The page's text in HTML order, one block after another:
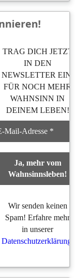
TRAG DICH JETZT
IN DEN
NEWSLETTER EIN,
FÜR NOCH MEHR
WAHNSINN IN
DEINEM LEBEN!
Wir senden keinen
Spam! Erfahre mehr
in unserer
Datenschutzerklärung